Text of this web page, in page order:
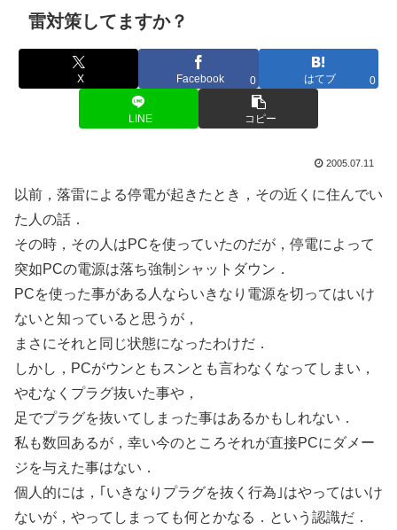
雷対策してますか？
X Facebook 0 はてブ 0
LINE コピー
2005.07.11
以前，落雷による停電が起きたとき，その近くに住んでい
た人の話．
その時，その人はPCを使っていたのだが，停電によって
突如PCの電源は落ち強制シャットダウン．
PCを使った事がある人ならいきなり電源を切ってはいけ
ないと知っていると思うが，
まさにそれと同じ状態になったわけだ．
しかし，PCがウンともスンとも言わなくなってしまい，
やむなくプラグ抜いた事や，
足でプラグを抜いてしまった事はあるかもしれない．
私も数回あるが，幸い今のところそれが直接PCにダメー
ジを与えた事はない．
個人的には，｢いきなりプラグを抜く行為｣はやってはいけ
ないが，やってしまっても何とかなる．という認識だ．